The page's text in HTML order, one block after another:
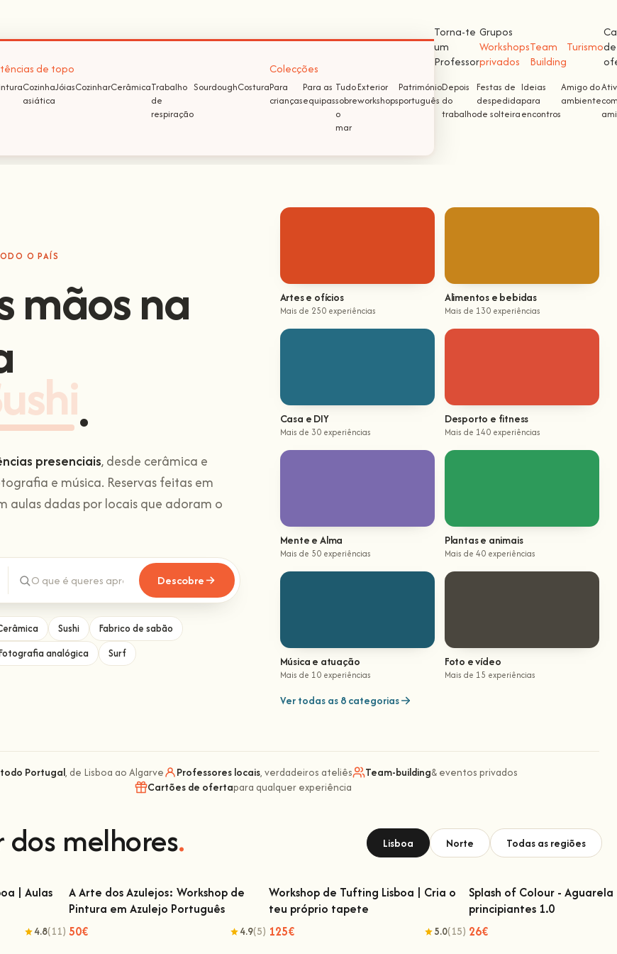
de topo
Cozinha
asiática
JóiasCozinharCerâmicaTrabalho
de
respiração
SourdoughCostura
Colecções
Para
crianças
Para as
equipas
Tudo
sobre
o
mar
Exterior
workshops
Património
português
Depois
do
trabalho
Festas de
despedida
de solteira
Ideias
para
encontros
Amigo do
ambiente
Torna-te
um
Professor
Grupos
Workshops
privados
Team
Building
Turismode
O PAÍS
mãos na
.
presenciais, desde cerâmica e
e música. Reservas feitas em
aulas dadas por locais que adoram o
Descobre
Sushi
Fabrico de sabão
analógica Surf
Artes e ofícios
Mais de 250 experiências
Alimentos e bebidas
Mais de 130 experiências
Casa e DIY
Mais de 30 experiências
Desporto e fitness
Mais de 140 experiências
Mente e Alma
Mais de 50 experiências
Plantas e animais
Mais de 40 experiências
Música e atuação
Mais de 10 experiências
Foto e vídeo
Mais de 15 experiências
Ver todas as 8 categorias
Portugal, de Lisboa ao Algarve Professores locais, verdadeiros ateliês Team-building& eventos privados
Cartões de ofertapara qualquer experiência
melhores. Lisboa Norte Todas as regiões
Aulas de
| Aulas
4.8(11)
A Arte dos Azulejos: Workshop de Pintura
A Arte dos Azulejos: Workshop de
Pintura em Azulejo Português
50€
4.9(5)
Workshop de Tufting Lisboa | Cria o teu
Workshop de Tufting Lisboa | Cria o
teu próprio tapete
125€
5.0(15)
Splash of Colour - Aguarela
Splash of Colour -
principiantes 1.0
26€